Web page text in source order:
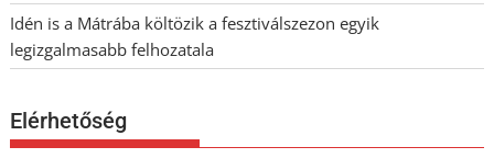
Idén is a Mátrába költözik a fesztiválszezon egyik
legizgalmasabb felhozatala
Elérhetőség